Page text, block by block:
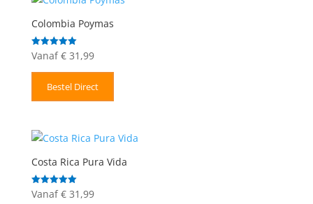
Colombia Poymas
Gewaardeerd
5.00
Vanaf €31,99
Bestel Direct
Costa Rica Pura Vida
Gewaardeerd
5.00
Vanaf €31,99